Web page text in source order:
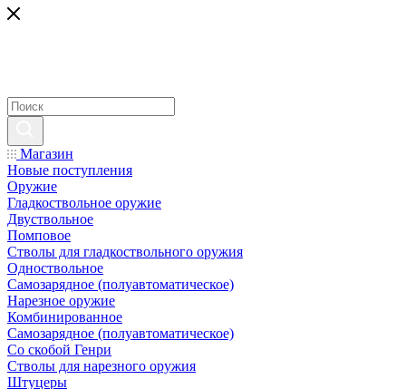
Магазин
Новые поступления
Оружие
Гладкоствольное оружие
Двуствольное
Помповое
Стволы для гладкоствольного оружия
Одноствольное
Самозарядное (полуавтоматическое)
Нарезное оружие
Комбинированное
Самозарядное (полуавтоматическое)
Со скобой Генри
Стволы для нарезного оружия
Штуцеры